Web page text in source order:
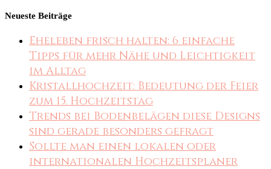
Neueste Beiträge
Eheleben frisch halten: 6 einfache
Tipps für mehr Nähe und Leichtigkeit
im Alltag
Kristallhochzeit: Bedeutung der Feier
zum 15. Hochzeitstag
Trends bei Bodenbelägen diese Designs
sind gerade besonders gefragt
Sollte man einen lokalen oder
internationalen Hochzeitsplaner